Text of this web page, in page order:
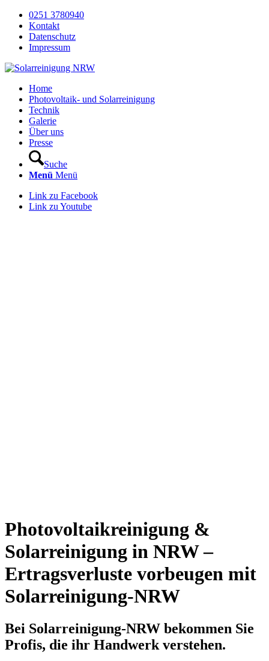
0251 3780940
Kontakt
Datenschutz
Impressum
Home
Photovoltaik- und Solarreinigung
Technik
Galerie
Über uns
Presse
Suche
Menü Menü
Link zu Facebook
Link zu Youtube
Photovoltaikreinigung &
Solarreinigung in NRW –
Ertragsverluste vorbeugen mit
Solarreinigung-NRW
Bei Solarreinigung-NRW bekommen Sie
Profis, die ihr Handwerk verstehen.